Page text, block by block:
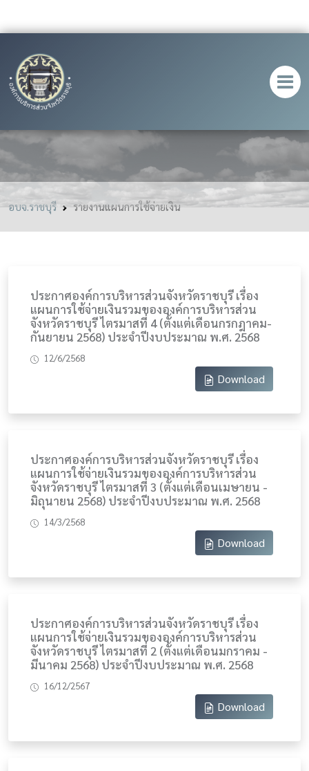
อบจ.ราชบุรี รายงานแผนการใช้จ่ายเงิน
ประกาศองค์การบริหารส่วนจังหวัดราชบุรี เรื่อง
แผนการใช้จ่ายเงินรวมขององค์การบริหารส่วน
จังหวัดราชบุรี ไตรมาสที่ 4 (ตั้งแต่เดือนกรกฎาคม-
กันยายน 2568) ประจำปีงบประมาณ พ.ศ. 2568
12/6/2568
Download
ประกาศองค์การบริหารส่วนจังหวัดราชบุรี เรื่อง
แผนการใช้จ่ายเงินรวมขององค์การบริหารส่วน
จังหวัดราชบุรี ไตรมาสที่ 3 (ตั้งแต่เดือนเมษายน -
มิถุนายน 2568) ประจำปีงบประมาณ พ.ศ. 2568
14/3/2568
Download
ประกาศองค์การบริหารส่วนจังหวัดราชบุรี เรื่อง
แผนการใช้จ่ายเงินรวมขององค์การบริหารส่วน
จังหวัดราชบุรี ไตรมาสที่ 2 (ตั้งแต่เดือนมกราคม -
มีนาคม 2568) ประจำปีงบประมาณ พ.ศ. 2568
16/12/2567
Download